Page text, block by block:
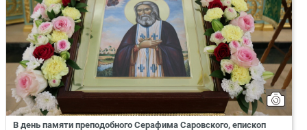
В день памяти преподобного Серафима Саровского, епископ